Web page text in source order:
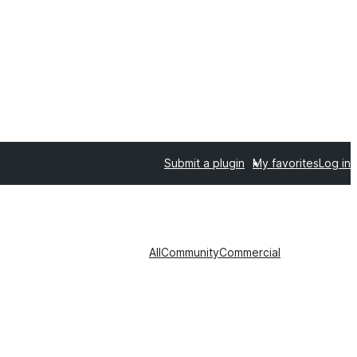
Submit a plugin My favoritesLog in
AllCommunityCommercial